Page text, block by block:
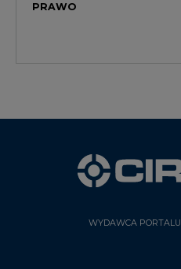
PRAWO
WYDAWCA PORTALU